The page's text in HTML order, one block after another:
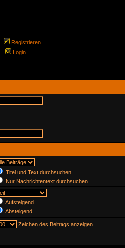
Registrieren
Login
Titel und Text durchsuchen
Nur Nachrichtentext durchsuchen
Aufsteigend
Absteigend
Zeichen des Beitrags anzeigen